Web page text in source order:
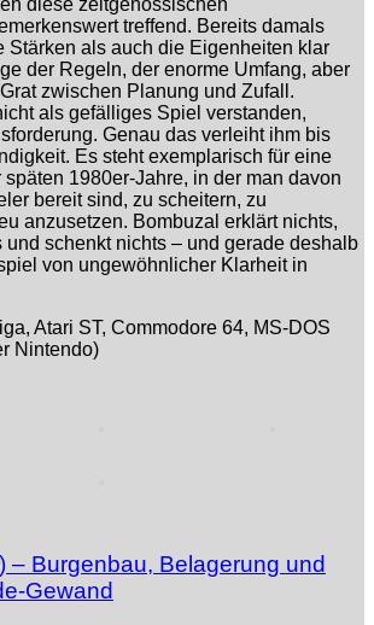
treffend. Bereits damals
Stärken als auch die Eigenheiten klar
der Regeln, der enorme Umfang, aber
zwischen Planung und Zufall.
als gefälliges Spiel verstanden,
Genau das verleiht ihm bis
Es steht exemplarisch für eine
1980er-Jahre, in der man davon
bereit sind, zu scheitern, zu
anzusetzen. Bombuzal erklärt nichts,
und schenkt nichts – und gerade deshalb
von ungewöhnlicher Klarheit in
Atari ST, Commodore 64, MS-DOS
Nintendo)
– Burgenbau, Belagerung und
Gewand